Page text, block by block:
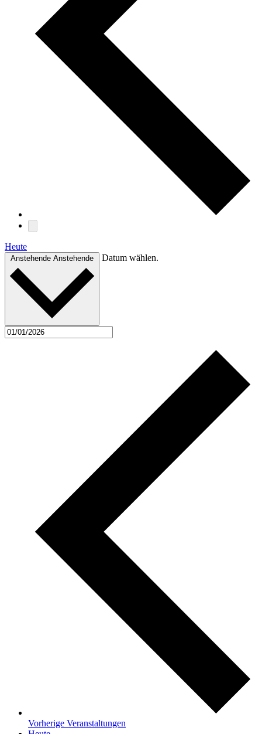
Heute
Anstehende Anstehende Datum wählen.
Vorherige Veranstaltungen